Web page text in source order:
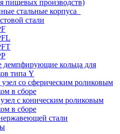
пищевых производств)
стальные корпуса
стали
демпфирующие кольца для
типа Y
со сферическим роликовым
в сборе
с коническим роликовым
в сборе
стали